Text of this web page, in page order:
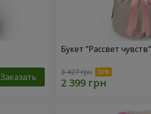
Заказать
Букет "Рассвет чувств"
3 427 грн